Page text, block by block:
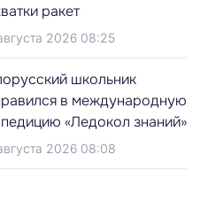
ракет
2026 08:25
школьник
в международную
«Ледокол знаний»
2026 08:08